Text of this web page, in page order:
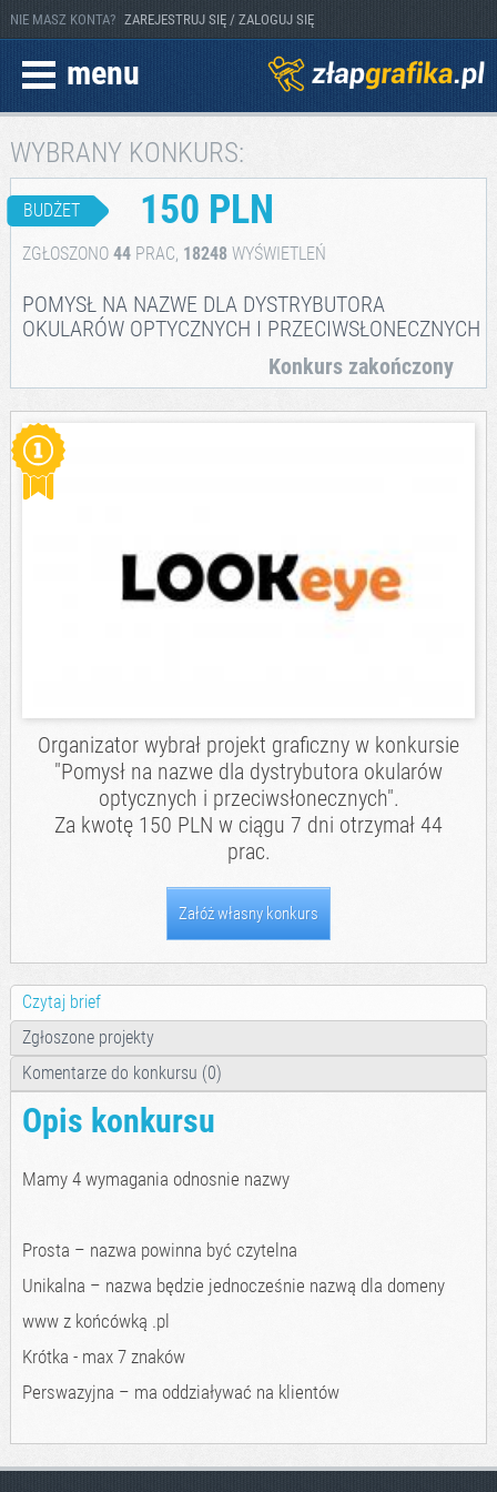
NIE MASZ KONTA? ZAREJESTRUJ SIĘ / ZALOGUJ SIĘ
menu
WYBRANY KONKURS:
BUDŻET 150 PLN
ZGŁOSZONO 44PRAC, 18248WYŚWIETLEŃ
POMYSŁ NA NAZWE DLA DYSTRYBUTORA
OKULARÓW OPTYCZNYCH I PRZECIWSŁONECZNYCH
Konkurs zakończony
Organizator wybrał projekt graficzny w konkursie
"Pomysł na nazwe dla dystrybutora okularów
optycznych i przeciwsłonecznych".
Za kwotę 150 PLN w ciągu 7 dni otrzymał 44
prac.
Załóż własny konkurs
Czytaj brief
Zgłoszone projekty
Komentarze do konkursu (0)
Opis konkursu
Mamy 4 wymagania odnosnie nazwy
Prosta – nazwa powinna być czytelna
Unikalna – nazwa będzie jednocześnie nazwą dla domeny
www z końcówką .pl
Krótka - max 7 znaków
Perswazyjna – ma oddziaływać na klientów